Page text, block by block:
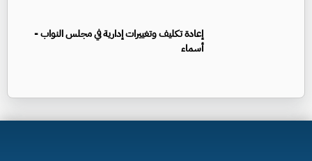
إعادة تكليف وتغييرات إدارية في مجلس النواب -
أسماء